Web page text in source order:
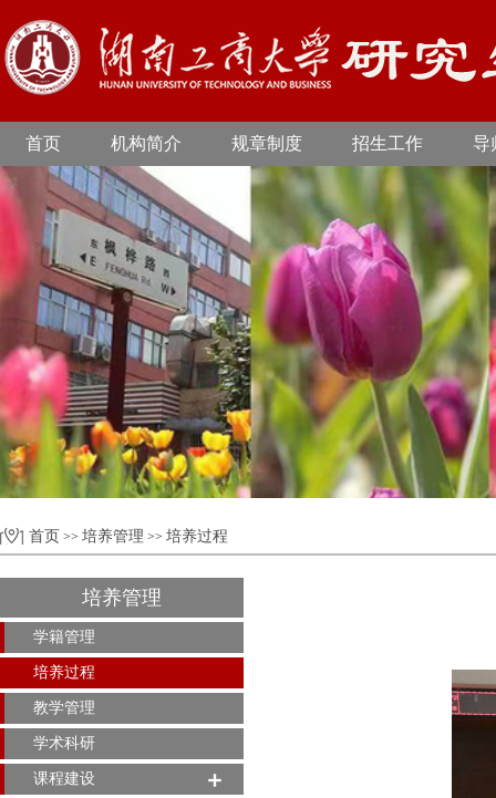
首页 机构简介 规章制度 招生工作 导
首页 >> 培养管理 >> 培养过程
培养管理
学籍管理
培养过程
教学管理
学术科研
课程建设